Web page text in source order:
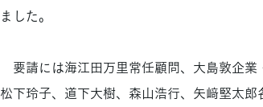
ました。
要請には海江田万里常任顧問、大島敦企業
松下玲子、道下大樹、森山浩行、矢﨑堅太